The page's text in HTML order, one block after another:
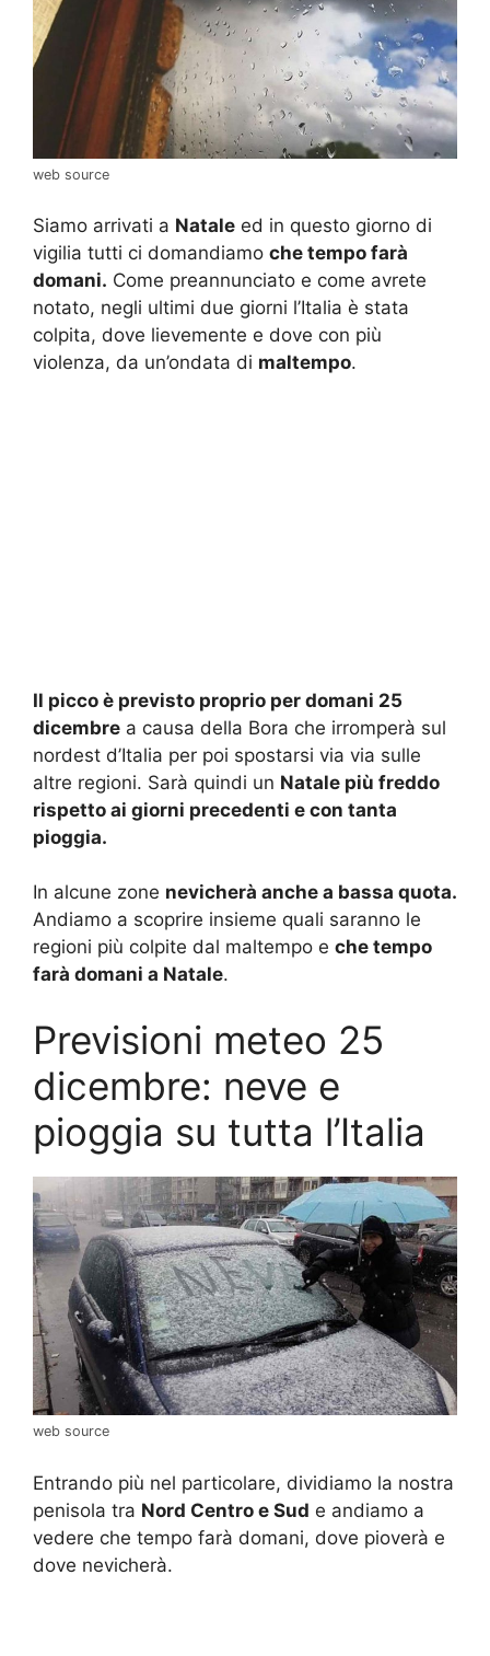
web source
Siamo arrivati a Natale ed in questo giorno di
vigilia tutti ci domandiamo che tempo farà
domani. Come preannunciato e come avrete
notato, negli ultimi due giorni l’Italia è stata
colpita, dove lievemente e dove con più
violenza, da un’ondata di maltempo.
Il picco è previsto proprio per domani 25
dicembre a causa della Bora che irromperà sul
nordest d’Italia per poi spostarsi via via sulle
altre regioni. Sarà quindi un Natale più freddo
rispetto ai giorni precedenti e con tanta
pioggia.
In alcune zone nevicherà anche a bassa quota.
Andiamo a scoprire insieme quali saranno le
regioni più colpite dal maltempo e che tempo
farà domani a Natale.
Previsioni meteo 25
dicembre: neve e
pioggia su tutta l’Italia
web source
Entrando più nel particolare, dividiamo la nostra
penisola tra Nord Centro e Sud e andiamo a
vedere che tempo farà domani, dove pioverà e
dove nevicherà.